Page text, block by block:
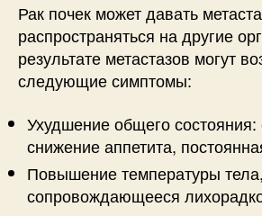
Рак почек может давать
распространяться на другие
результате метастазов могут
следующие симптомы:
Ухудшение общего состояния:
снижение аппетита,
Повышение температуры тела,
сопровождающееся